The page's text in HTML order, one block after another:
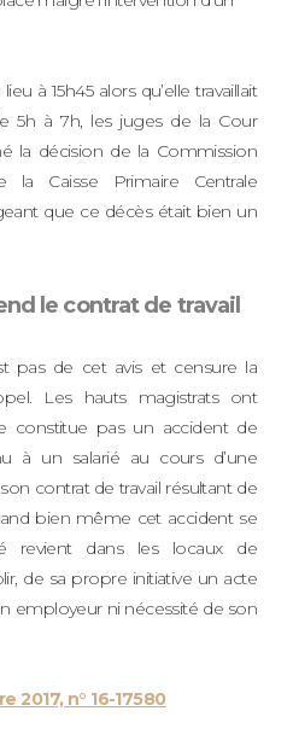
à 15h45 alors qu’elle travaillait
5h à 7h, les juges de la Cour
la décision de la Commission
Caisse Primaire Centrale
que ce décès était bien un
le contrat de travail
pas de cet avis et censure la
Les hauts magistrats ont
constitue pas un accident de
à un salarié au cours d’une
contrat de travail résultant de
bien même cet accident se
revient dans les locaux de
de sa propre initiative un acte
employeur ni nécessité de son
2017, n° 16-17580